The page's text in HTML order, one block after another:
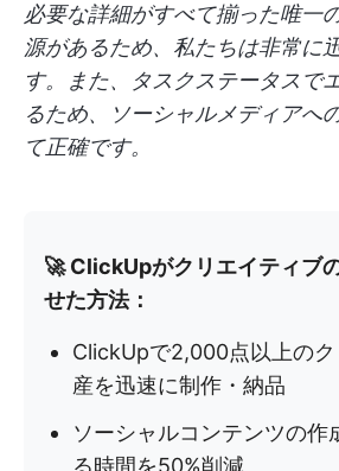
必要な詳細がすべて揃った唯一
源があるため、私たちは非常に
す。また、タスクステータスで
るため、ソーシャルメディアへ
て正確です。
🚀 ClickUpがクリエイティブ
せた方法：
ClickUpで2,000点以上の
産を迅速に制作・納品
ソーシャルコンテンツの作
る時間を50%削減